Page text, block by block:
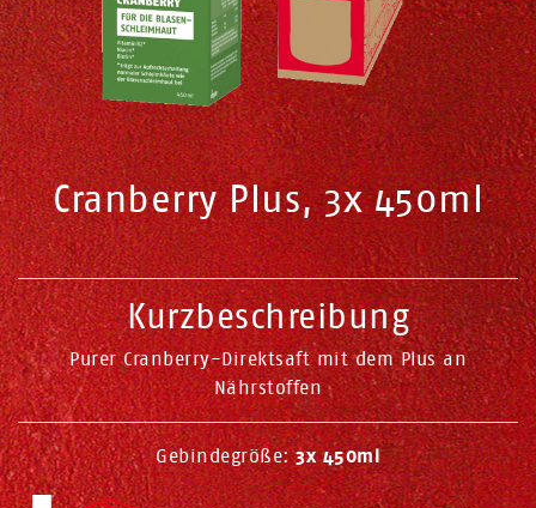
Cranberry Plus, 3x 450ml
Kurzbeschreibung
Purer Cranberry-Direktsaft mit dem Plus an
Nährstoffen
Gebindegröße: 3x 450ml